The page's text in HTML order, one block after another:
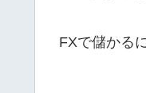
FXで儲かる